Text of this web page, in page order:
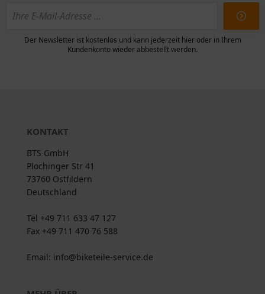
Der Newsletter ist kostenlos und kann jederzeit hier oder in Ihrem
Kundenkonto wieder abbestellt werden.
KONTAKT
BTS GmbH
Plochinger Str 41
73760 Ostfildern
Deutschland
Tel +49 711 633 47 127
Fax +49 711 470 76 588
Email: info@biketeile-service.de